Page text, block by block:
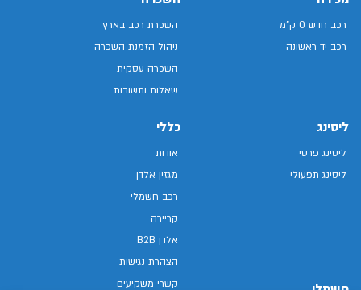
רכב חדש 0 ק"מ
רכב יד ראשונה
השכרת רכב בארץ
ניהול הזמנת השכרה
השכרה עסקית
שאלות ותשובות
ליסינג
ליסינג פרטי
ליסינג תפעולי
כללי
אודות
מגזין אלדן
רכב חשמלי
קריירה
אלדן B2B
הצהרת נגישות
קשרי משקיעים